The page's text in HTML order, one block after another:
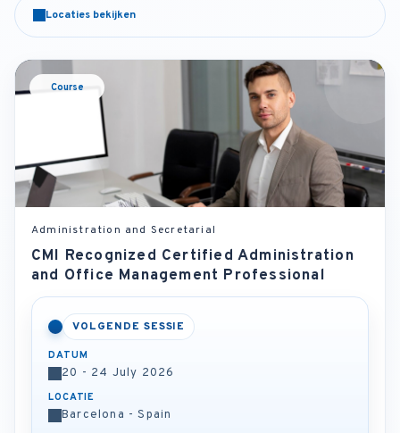
Locaties bekijken
Course
Administration and Secretarial
CMI Recognized Certified Administration
and Office Management Professional
VOLGENDE SESSIE
DATUM
20 - 24 July 2026
LOCATIE
Barcelona - Spain